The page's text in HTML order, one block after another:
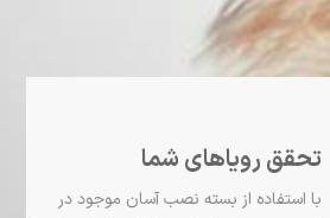
تحقق رویاهای شما
با استفاده از بسته نصب آسان موجود در